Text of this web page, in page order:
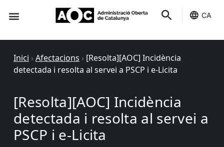
CA
Inici › Afectacions › [Resolta][AOC] Incidència
detectada i resolta al servei a PSCP i e-Licita
[Resolta][AOC] Incidència
detectada i resolta al servei a
PSCP i e-Licita